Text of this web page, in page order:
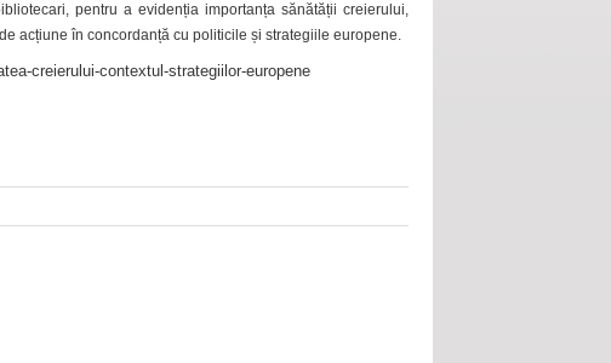
pentru a evidenția importanța sănătății creierului,
acțiune în concordanță cu politicile și strategiile europene.
creierului-contextul-strategiilor-europene